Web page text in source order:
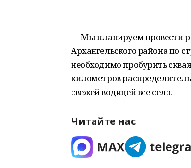
— Мы планируем провести
Архангельского района по
необходимо пробурить
километров
свежей водицей все село.
Читайте нас